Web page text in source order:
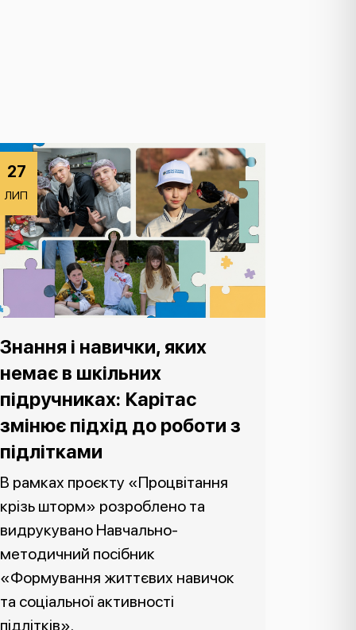
27
ЛИП
Знання і навички, яких
немає в шкільних
підручниках: Карітас
змінює підхід до роботи з
підлітками
В рамках проєкту «Процвітання
крізь шторм» розроблено та
видрукувано Навчально-
методичний посібник
«Формування життєвих навичок
та соціальної активності
підлітків».